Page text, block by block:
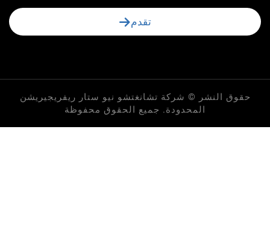
© شركة تشانغتشو نيو ستار ريفريجيريشن
المحدودة. جميع الحقوق محفوظة